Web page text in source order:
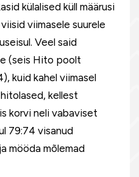
külalised küll määrusi
viimasele suurele
Veel said
(seis Hito poolt
kuid kahel viimasel
kellest
korvi neli vabaviset
79:74 visanud
mööda mõlemad